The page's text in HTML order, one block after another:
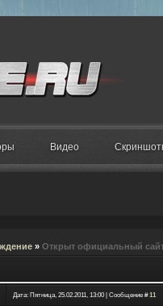
Видео
» Открыт официальный
Дата: Пятница, 25.02.2011, 13:00 | Сообщение #11